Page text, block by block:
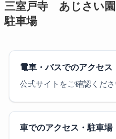
三室戸寺 あじさい園
駐車場
電車・バスでのアクセス
公式サイトをご確認くだ
車でのアクセス・駐車場